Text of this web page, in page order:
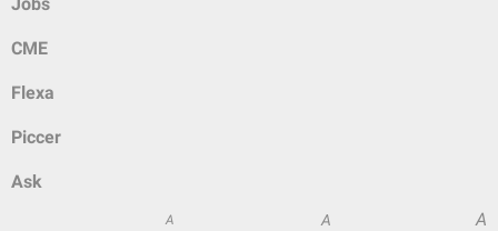
CME
Flexa
Piccer
Ask
A A A